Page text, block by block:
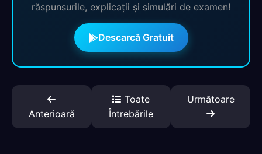
răspunsurile, explicații și simulări de examen!
Descarcă Gratuit
Anterioară
Toate
Întrebările
Următoare